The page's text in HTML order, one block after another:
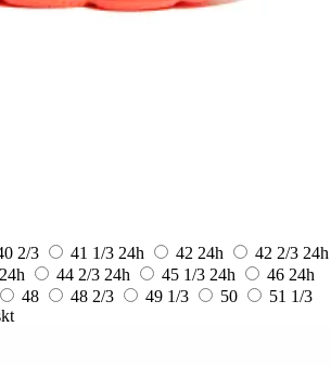
2/3 41 1/3 24h 42 24h 42 2/3 24h
24h 44 2/3 24h 45 1/3 24h 46 24h
48 48 2/3 49 1/3 50
51 1/3